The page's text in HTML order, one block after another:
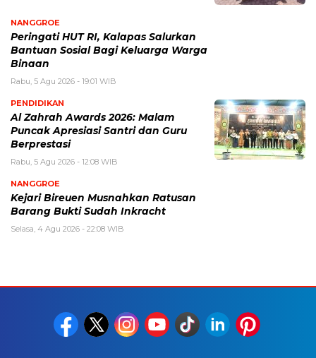
NANGGROE
Peringati HUT RI, Kalapas Salurkan
Bantuan Sosial Bagi Keluarga Warga
Binaan
Rabu, 5 Agu 2026 - 19:01 WIB
PENDIDIKAN
Al Zahrah Awards 2026: Malam
Puncak Apresiasi Santri dan Guru
Berprestasi
Rabu, 5 Agu 2026 - 12:08 WIB
NANGGROE
Kejari Bireuen Musnahkan Ratusan
Barang Bukti Sudah Inkracht
Selasa, 4 Agu 2026 - 22:08 WIB